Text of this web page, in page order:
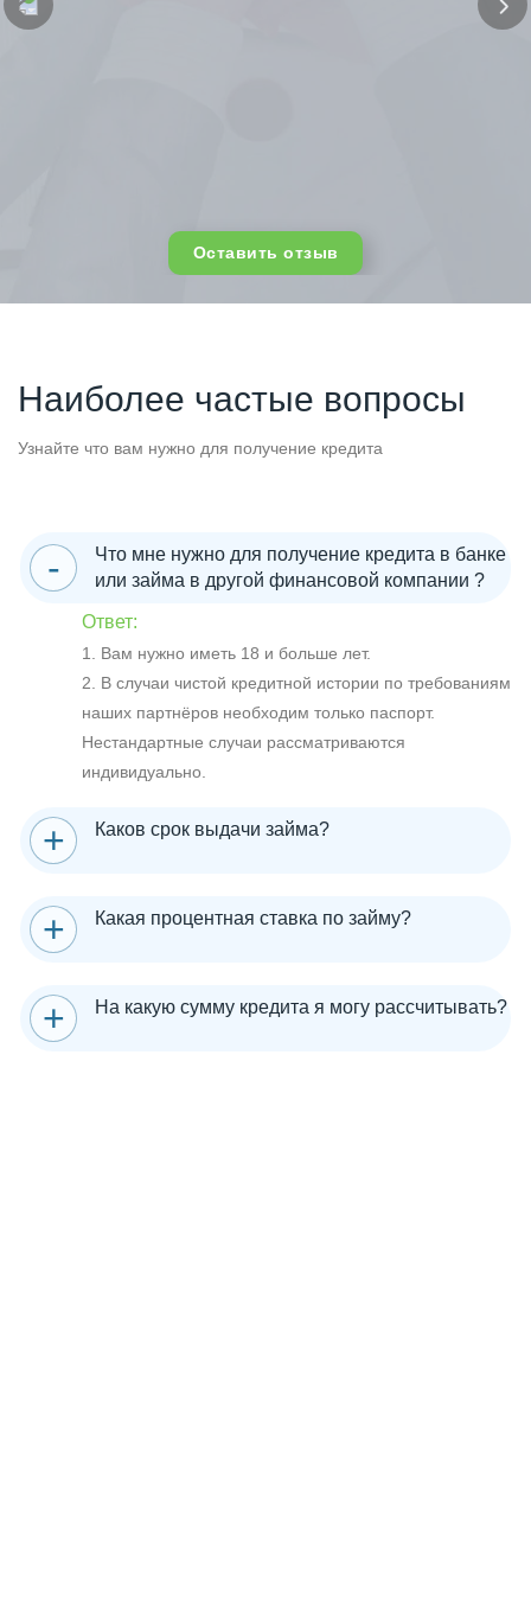
Оставить отзыв
Наиболее частые вопросы
Узнайте что вам нужно для получение кредита
Что мне нужно для получение кредита в банке
или займа в другой финансовой компании ?
Ответ:
1. Вам нужно иметь 18 и больше лет.
2. В случаи чистой кредитной истории по требованиям
наших партнёров необходим только паспорт.
Нестандартные случаи рассматриваются
индивидуально.
Каков срок выдачи займа?
Какая процентная ставка по займу?
На какую сумму кредита я могу рассчитывать?